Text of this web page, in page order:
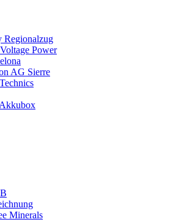
Power
AG Sierre
Minerals